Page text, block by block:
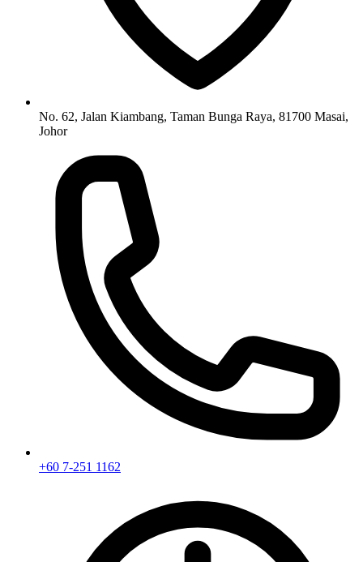
No. 62, Jalan Kiambang, Taman Bunga Raya, 81700 Masai,
Johor
+60 7-251 1162